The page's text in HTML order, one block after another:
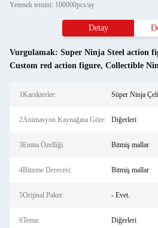
Yetenek temini: 100000pcs/ay
Detay
Vurgulamak: Super Ninja Steel action
Custom red action figure, Collectible
1Karakterler: Süper Ninja
2Animasyon Kaynağına Göre: Diğerleri
3Emtia Özelliği: Bitmiş mallar
4Bitirme Derecesi: Bitmiş mallar
5Orijinal Paket: - Evet.
6Tema: Diğerleri